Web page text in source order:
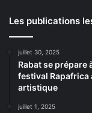
Les publications
juillet 30, 2025
Rabat se
festival
artistique
juillet 1, 2025